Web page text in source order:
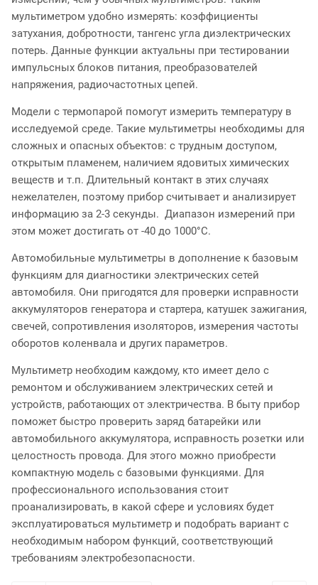
мультиметром удобно измерять: коэффициенты
затухания, добротности, тангенс угла диэлектрических
потерь. Данные функции актуальны при тестировании
импульсных блоков питания, преобразователей
напряжения, радиочастотных цепей.
Модели с термопарой помогут измерить температуру в
исследуемой среде. Такие мультиметры необходимы для
сложных и опасных объектов: с трудным доступом,
открытым пламенем, наличием ядовитых химических
веществ и т.п. Длительный контакт в этих случаях
нежелателен, поэтому прибор считывает и анализирует
информацию за 2-3 секунды. Диапазон измерений при
этом может достигать от -40 до 1000°С.
Автомобильные мультиметры в дополнение к базовым
функциям для диагностики электрических сетей
автомобиля. Они пригодятся для проверки исправности
аккумуляторов генератора и стартера, катушек зажигания,
свечей, сопротивления изоляторов, измерения частоты
оборотов коленвала и других параметров.
Мультиметр необходим каждому, кто имеет дело с
ремонтом и обслуживанием электрических сетей и
устройств, работающих от электричества. В быту прибор
поможет быстро проверить заряд батарейки или
автомобильного аккумулятора, исправность розетки или
целостность провода. Для этого можно приобрести
компактную модель с базовыми функциями. Для
профессионального использования стоит
проанализировать, в какой сфере и условиях будет
эксплуатироваться мультиметр и подобрать вариант с
необходимым набором функций, соответствующий
требованиям электробезопасности.